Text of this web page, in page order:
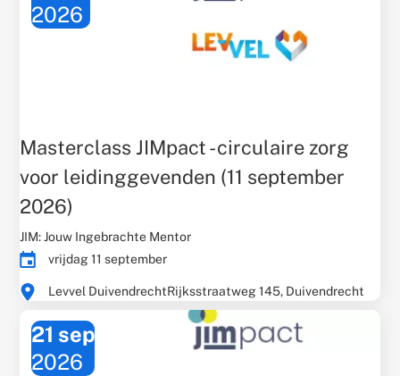
Masterclass JIMpact - circulaire zorg
voor leidinggevenden (11 september
2026)
Gerelateerd
thema:
JIM: Jouw Ingebrachte Mentor
Evenementdatum:
vrijdag 11 september
Times:
Evenementlocatie:
Levvel DuivendrechtRijksstraatweg 145, Duivendrecht
2026
21 sep
2026